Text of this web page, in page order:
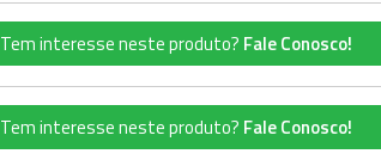
Tem interesse neste produto? Fale Conosco!
Tem interesse neste produto? Fale Conosco!